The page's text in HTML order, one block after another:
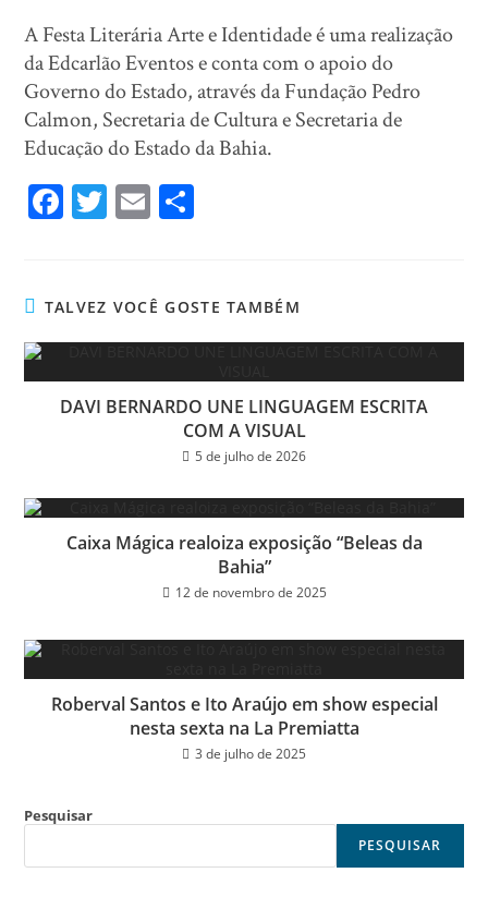
A Festa Literária Arte e Identidade é uma realização
da Edcarlão Eventos e conta com o apoio do
Governo do Estado, através da Fundação Pedro
Calmon, Secretaria de Cultura e Secretaria de
Educação do Estado da Bahia.
Fa
ok
T
er
E
TALVEZ VOCÊ GOSTE TAMBÉM
DAVI BERNARDO UNE LINGUAGEM ESCRITA
COM A VISUAL
5 de julho de 2026
Caixa Mágica realoiza exposição “Beleas da
Bahia”
12 de novembro de 2025
Roberval Santos e Ito Araújo em show especial
nesta sexta na La Premiatta
3 de julho de 2025
Pesquisar
PESQUISAR